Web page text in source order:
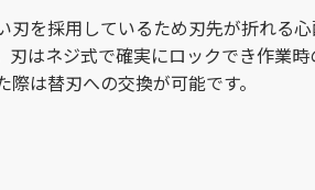
刃を採用しているため刃先が折れる
刃はネジ式で確実にロックでき作業時
際は替刃への交換が可能です。